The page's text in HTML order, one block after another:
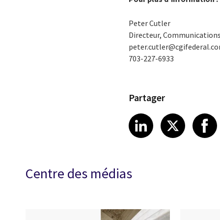
Peter Cutler
Directeur, Communications
703-227-6933
Partager
Share article
LinkedIn
Share
X
Centre des médias